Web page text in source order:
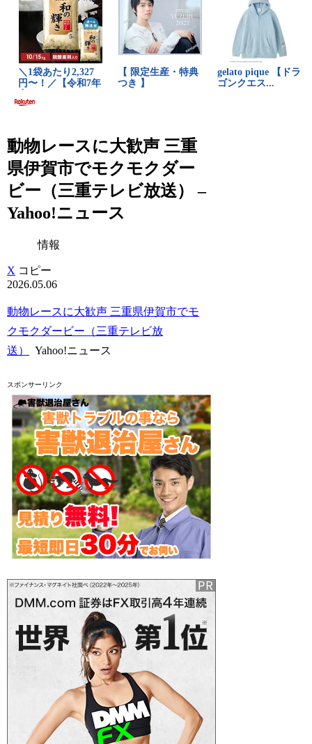
動物レースに大歓声 三重
県伊賀市でモクモクダー
ビー（三重テレビ放送） –
Yahoo!ニュース
情報
X コピー
2026.05.06
動物レースに大歓声 三重県伊賀市でモ
クモクダービー（三重テレビ放
送）
Yahoo!ニュース
スポンサーリンク